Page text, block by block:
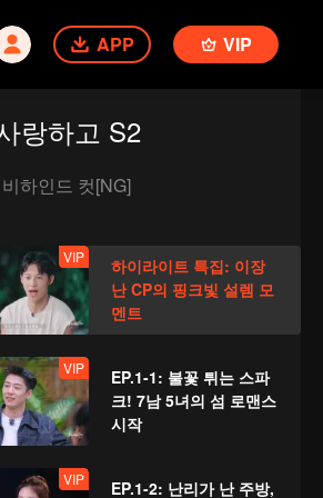
APP VIP
랑하고 S2
비하인드 컷[NG]
VIP
하이라이트 특집: 이장
난 CP의 핑크빛 설렘 모
멘트
VIP
EP.1-1: 불꽃 튀는 스파
크! 7남 5녀의 섬 로맨스
시작
VIP EP.1-2: 난리가 난 주방,